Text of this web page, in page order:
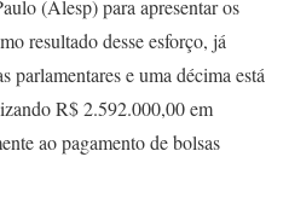
(Alesp) para apresentar os
resultado desse esforço, já
parlamentares e uma décima está
R$ 2.592.000,00 em
ao pagamento de bolsas